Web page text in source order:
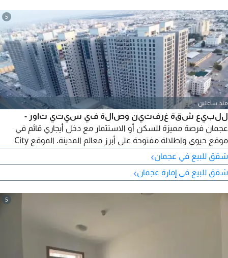
5
منذ ساعتين
للبيع شقة غرفتين وصالة في سيتي تاور -
عجمان فرصة مميزة للسكن أو الاستثمار مع دخل أيجاري قائم في
موقع حيوي واطلالة مفتوحة على أبرز معالم المدينة. الموقع City
مغلق اطلالة مفتوحة ومميزة على القصر الملكي - جراند مول عجمان -
شقق للبيع في عجمان›
شقق للبيع في إمارة عجمان›
5